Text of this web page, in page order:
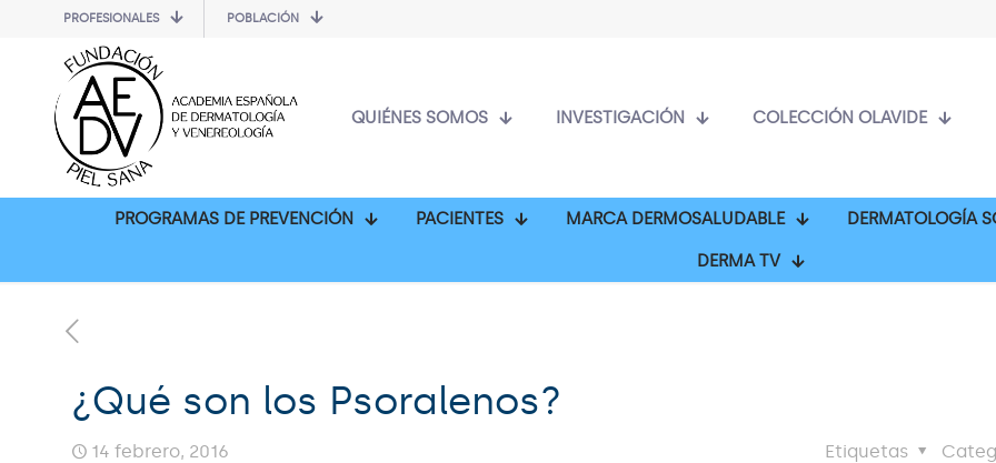
PROFESIONALES POBLACIÓN
QUIÉNES SOMOS INVESTIGACIÓN COLECCIÓN OLAVIDE
PROGRAMAS DE PREVENCIÓN PACIENTES MARCA DERMOSALUDABLE DERMATOLOGÍA
DERMA TV
¿Qué son los Psoralenos?
14 febrero, 2016 Etiquetas